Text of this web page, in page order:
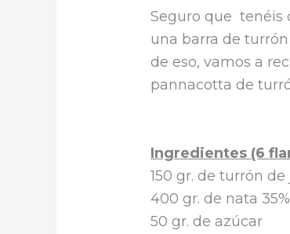
c
e
b
k
it
te
r
ai
l
a
Seguro que tenéis
una barra de
de eso, vamos a
pannacotta de
Ingredientes (6
150 gr. de turrón de
400 gr. de nata
50 gr. de azúcar